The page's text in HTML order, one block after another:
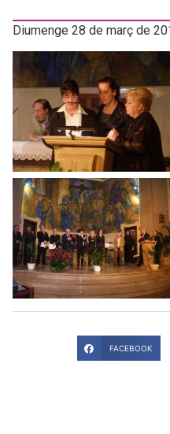
Diumenge 28 de març de
FACEBOOK